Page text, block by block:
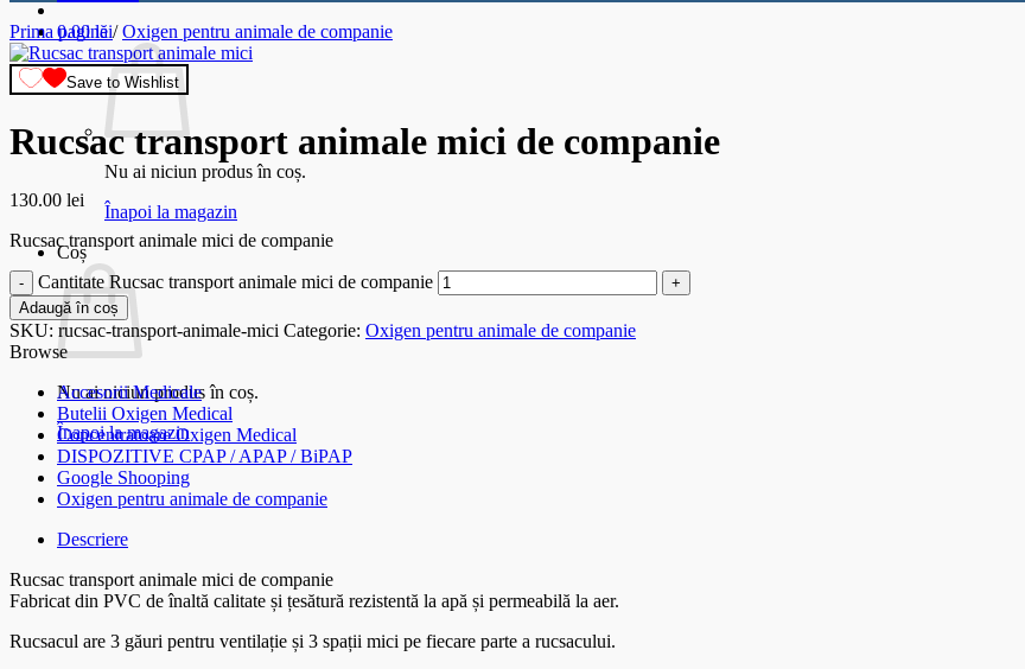
0.00lei
Nu ai niciun produs în coș.
Înapoi la magazin
Coș
Nu ai niciun produs în coș.
Înapoi la magazin
Prima pagină / Oxigen pentru animale de companie
Save to Wishlist
Rucsac transport animale mici de companie
130.00 lei
Rucsac transport animale mici de companie
Cantitate Rucsac transport animale mici de companie
Adaugă în coș
SKU: rucsac-transport-animale-mici Categorie: Oxigen pentru animale de companie
Browse
Accesorii Medicale
Butelii Oxigen Medical
Concentratoare Oxigen Medical
DISPOZITIVE CPAP / APAP / BiPAP
Google Shooping
Oxigen pentru animale de companie
Descriere
Rucsac transport animale mici de companie
Fabricat din PVC de înaltă calitate și țesătură rezistentă la apă și permeabilă la aer.
Rucsacul are 3 găuri pentru ventilație și 3 spații mici pe fiecare parte a rucsacului.